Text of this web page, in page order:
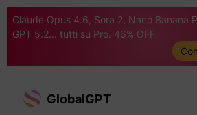
Claude Opus 4.6, Sora 2, Nano Banana
GPT 5.2... tutti su Pro. 46% OFF
GlobalGPT